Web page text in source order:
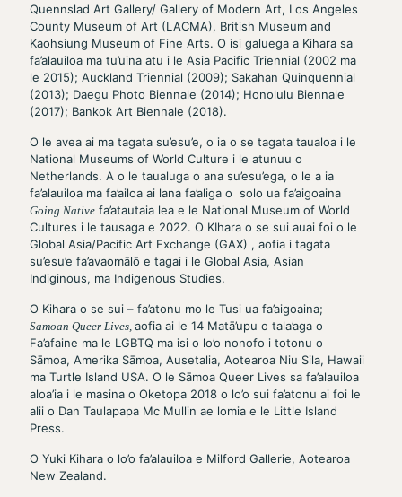
Quennslad Art Gallery/ Gallery of Modern Art, Los Angeles
County Museum of Art (LACMA), British Museum and
Kaohsiung Museum of Fine Arts. O isi galuega a Kihara sa
fa’alauiloa ma tu’uina atu i le Asia Pacific Triennial (2002 ma
le 2015); Auckland Triennial (2009); Sakahan Quinquennial
(2013); Daegu Photo Biennale (2014); Honolulu Biennale
(2017); Bankok Art Biennale (2018).
O le avea ai ma tagata su’esu’e, o ia o se tagata taualoa i le
National Museums of World Culture i le atunuu o
Netherlands. A o le taualuga o ana su’esu’ega, o le a ia
fa’alauiloa ma fa’ailoa ai lana fa’aliga o solo ua fa’aigoaina
Going Native fa’atautaia lea e le National Museum of World
Cultures i le tausaga e 2022. O KIhara o se sui auai foi o le
Global Asia/Pacific Art Exchange (GAX) , aofia i tagata
su’esu’e fa’avaomālō e tagai i le Global Asia, Asian
Indiginous, ma Indigenous Studies.
O Kihara o se sui – fa’atonu mo le Tusi ua fa’aigoaina;
Samoan Queer Lives, aofia ai le 14 Matā’upu o tala’aga o
Fa’afaine ma le LGBTQ ma isi o lo’o nonofo i totonu o
Sāmoa, Amerika Sāmoa, Ausetalia, Aotearoa Niu Sila, Hawaii
ma Turtle Island USA. O le Sāmoa Queer Lives sa fa’alauiloa
aloa’ia i le masina o Oketopa 2018 o lo’o sui fa’atonu ai foi le
alii o Dan Taulapapa Mc Mullin ae lomia e le Little Island
Press.
O Yuki Kihara o lo’o fa’alauiloa e Milford Gallerie, Aotearoa
New Zealand.